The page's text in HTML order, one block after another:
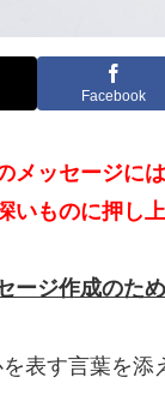
Facebook
メッセージに
いものに押し上
ージ作成のた
表す言葉を添